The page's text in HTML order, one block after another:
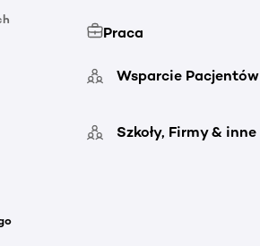
Praca
Wsparcie Pacjentów
Szkoły, Firmy & inne